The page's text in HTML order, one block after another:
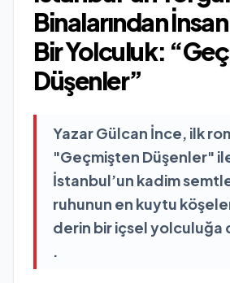
Binalarından
Bir Yolculuk:
Düşenler”
Yazar Gülcan İnce, ilk
"Geçmişten Düşenler"
İstanbul’un kadim
ruhunun en kuytu
derin bir içsel yolculuğa
.